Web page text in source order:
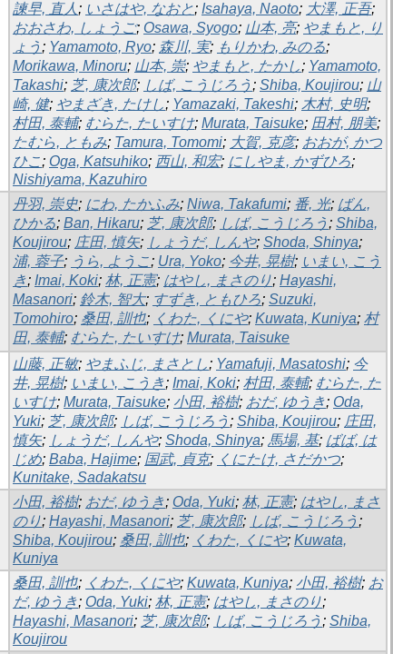
諫早, 直人 ; いさはや, なおと; Isahaya, Naoto; 大澤, 正吾;
おおさわ, しょうご; Osawa, Syogo; 山本, 亮; やまもと, り
ょう ; Yamamoto, Ryo; 森川, 実; もりかわ, みのる;
Morikawa, Minoru; 山本, 崇; やまもと, たかし; Yamamoto,
Takashi; 芝, 康次郎; しば, こうじろう ; Shiba, Koujirou; 山
崎, 健; やまざき, たけし; Yamazaki, Takeshi; 木村, 史明;
村田, 泰輔; むらた, たいすけ; Murata, Taisuke; 田村, 朋美;
たむら, ともみ; Tamura, Tomomi; 大賀, 克彦; おおが, かつ
ひこ; Oga, Katsuhiko; 西山, 和宏; にしやま, かずひろ;
Nishiyama, Kazuhiro
丹羽, 崇史; にわ, たかふみ; Niwa, Takafumi; 番, 光; ばん,
ひかる; Ban, Hikaru; 芝, 康次郎; しば, こうじろう ; Shiba,
Koujirou; 庄田, 慎矢; しょうだ, しんや; Shoda, Shinya;
浦, 蓉子; うら, ようこ; Ura, Yoko; 今井, 晃樹; いまい, こう
き; Imai, Koki; 林, 正憲; はやし, まさのり; Hayashi,
Masanori; 鈴木, 智大; すずき, ともひろ; Suzuki,
Tomohiro; 桑田, 訓也; くわた, くにや; Kuwata, Kuniya; 村
田, 泰輔; むらた, たいすけ; Murata, Taisuke
山藤, 正敏; やまふじ, まさとし; Yamafuji, Masatoshi; 今
井, 晃樹; いまい, こうき; Imai, Koki; 村田, 泰輔; むらた, た
いすけ; Murata, Taisuke; 小田, 裕樹; おだ, ゆうき; Oda,
Yuki; 芝, 康次郎; しば, こうじろう ; Shiba, Koujirou; 庄田,
慎矢; しょうだ, しんや; Shoda, Shinya; 馬場, 基; ばば, は
じめ; Baba, Hajime; 国武, 貞克; くにたけ, さだかつ;
Kunitake, Sadakatsu
小田, 裕樹; おだ, ゆうき; Oda, Yuki; 林, 正憲; はやし, まさ
のり; Hayashi, Masanori; 芝, 康次郎; しば, こうじろう ;
Shiba, Koujirou; 桑田, 訓也; くわた, くにや; Kuwata,
Kuniya
桑田, 訓也; くわた, くにや; Kuwata, Kuniya; 小田, 裕樹; お
だ, ゆうき; Oda, Yuki; 林, 正憲; はやし, まさのり;
Hayashi, Masanori; 芝, 康次郎; しば, こうじろう ; Shiba,
Koujirou